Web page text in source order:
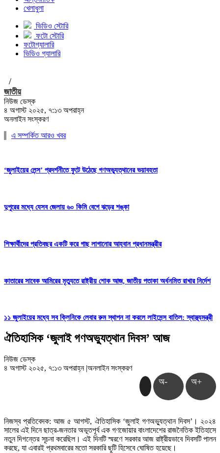
খেলাধুলা
ভিডিও স্টোরি
ফটো স্টোরি
ফটোগ্যালারি
ভিডিও গ্যালারি
/
জাতীয়
নিউজ ডেস্ক
৪ অগাস্ট ২০২৫, ৭:১৩ অপরাহ্ন
অনলাইন সংস্করণ
এ সম্পর্কিত আরও খবর
‘জুলাইয়ের লেন্স’ প্রদর্শনীতে ফুটে উঠেছে গণঅভ্যুত্থানের ভয়াবহতা
দুপুরের মধ্যে যেসব জেলায় ৬০ কিমি বেগে ঝড়ের শঙ্কা
শিক্ষার্থীদের প্রতিবছর একটি করে গাছ লাগানোর আহ্বান প্রধানমন্ত্রীর
কাতারের সাবেক আমিরের মৃত্যুতে রাষ্ট্রীয় শোক আজ, জাতীয় পতাকা অর্ধনমিত রাখার নির্দেশ
১১ জুলাইয়ের মধ্যে সব ক্লিনিকে লেবার রুম স্থাপন না করলে লাইসেন্স বাতিল: স্বাস্থ্যমন্ত্রী
ঐতিহাসিক ‘জুলাই গণঅভ্যুত্থান দিবস’ আজ
নিউজ ডেস্ক
৪ অগাস্ট ২০২৫, ৭:১৩ অপরাহ্ন |অনলাইন সংস্করণ
অ- অ+
নিজস্ব প্রতিবেদক: আজ ৫ আগস্ট, ঐতিহাসিক ‘জুলাই গণঅভ্যুত্থান দিবস’। ২০২৪
সালের এই দিনে ছাত্র-জনতার অভূতপূর্ব এক গণজোয়ার বাংলাদেশের রাজনৈতিক ইতিহাসে
নতুন দিগন্তের সূচনা করেছিল। এই দিনটি স্মরণে সরকার আজ রাষ্ট্রীয়ভাবে দিবসটি পালন
করছে, যা এবারই প্রথমবারের মতো সরকারি ছুটি হিসেবে ঘোষিত হয়েছে।